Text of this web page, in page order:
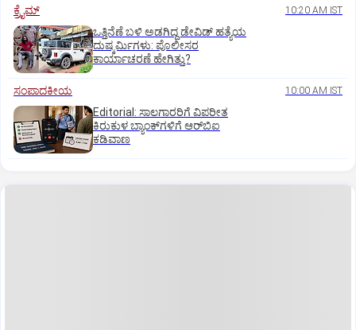
ಕ್ರೈಮ್ 10:20 AM IST
ಒತ್ತಿನೆಣೆ ಬಳಿ ಅಡಗಿದ್ದ ಡೇವಿಡ್‌ ಹತ್ಯೆಯ
ದುಷ್ಕರ್ಮಿಗಳು: ಪೊಲೀಸರ
ಕಾರ್ಯಾಚರಣೆ ಹೇಗಿತ್ತು?
ಸಂಪಾದಕೀಯ 10:00 AM IST
Editorial: ಸಾಲಗಾರರಿಗೆ ವಿಪರೀತ
ಕಿರುಕುಳ ಬ್ಯಾಂಕ್‌ಗಳಿಗೆ ಆರ್‌ಬಿಐ
ಕಡಿವಾಣ